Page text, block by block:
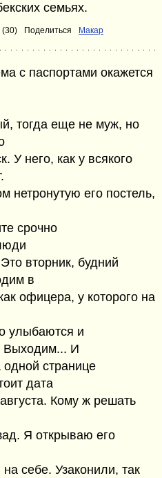
семьях.
(30) Поделиться Макар
с паспортами окажется
тогда еще не муж, но
У него, как у всякого
нетронутую его постель,
срочно
вторник, будний
в
офицера, у которого на
улыбаются и
Выходим... И
странице
дата
Кому ж решать
Я открываю его
себе. Узаконили, так